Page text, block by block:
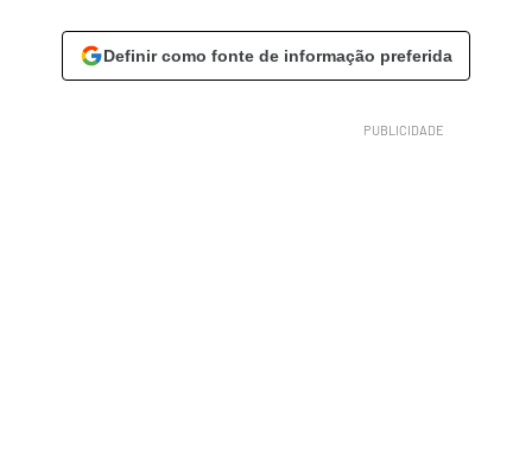
Definir como fonte de informação preferida